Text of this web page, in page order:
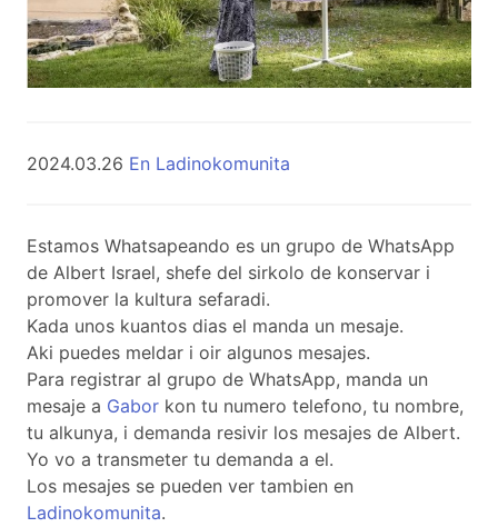
2024.03.26 En Ladinokomunita
Estamos Whatsapeando es un grupo de WhatsApp
de Albert Israel, shefe del sirkolo de konservar i
promover la kultura sefaradi.
Kada unos kuantos dias el manda un mesaje.
Aki puedes meldar i oir algunos mesajes.
Para registrar al grupo de WhatsApp, manda un
mesaje a Gabor kon tu numero telefono, tu nombre,
tu alkunya, i demanda resivir los mesajes de Albert.
Yo vo a transmeter tu demanda a el.
Los mesajes se pueden ver tambien en
Ladinokomunita.